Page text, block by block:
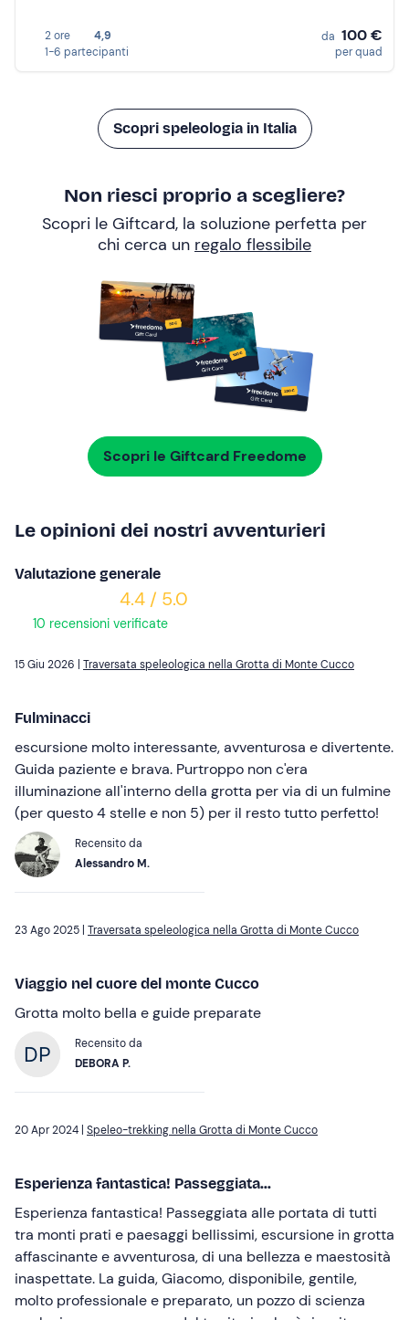
2 ore
4,9
1-6 partecipanti
da 100 €
per quad
Scopri speleologia in Italia
Non riesci proprio a scegliere?
Scopri le Giftcard, la soluzione perfetta per
chi cerca un regalo flessibile
Scopri le Giftcard Freedome
Le opinioni dei nostri avventurieri
Valutazione generale
4.4 / 5.0
10 recensioni verificate
15 Giu 2026 | Traversata speleologica nella Grotta di Monte Cucco
Fulminacci
escursione molto interessante, avventurosa e divertente.
Guida paziente e brava. Purtroppo non c'era
illuminazione all'interno della grotta per via di un fulmine
(per questo 4 stelle e non 5) per il resto tutto perfetto!
Recensito da
Alessandro M.
23 Ago 2025 | Traversata speleologica nella Grotta di Monte Cucco
Viaggio nel cuore del monte Cucco
Grotta molto bella e guide preparate
Recensito da
DEBORA P.
20 Apr 2024 | Speleo-trekking nella Grotta di Monte Cucco
Esperienza fantastica! Passeggiata...
Esperienza fantastica! Passeggiata alle portata di tutti
tra monti prati e paesaggi bellissimi, escursione in grotta
affascinante e avventurosa, di una bellezza e maestosità
inaspettate. La guida, Giacomo, disponibile, gentile,
molto professionale e preparato, un pozzo di scienza